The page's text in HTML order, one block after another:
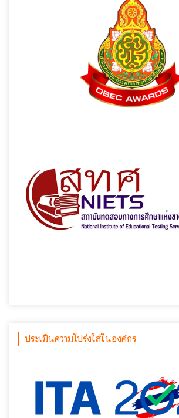
ประเมินความโปร่งใส่ในองค์กร